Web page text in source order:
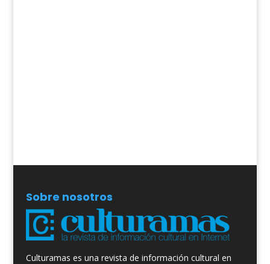
Sobre nosotros
Culturamas es una revista de información cultural en